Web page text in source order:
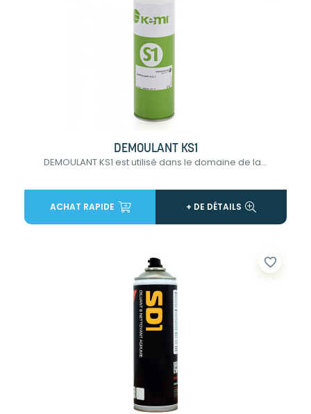
DEMOULANT KS1
DEMOULANT KS1 est utilisé dans le domaine de la...
ACHAT RAPIDE + DE DÉTAILS
favorite_border